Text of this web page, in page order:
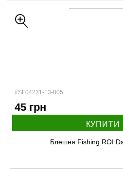
#SF04231-13-005
45 грн
КУПИТИ
Блешня Fishing ROI